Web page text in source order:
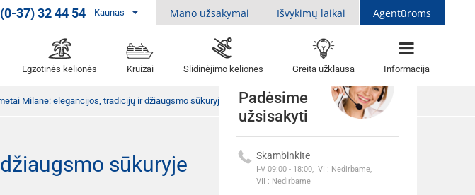
(0-37) 32 44 54 Kaunas Mano užsakymai Išvykimų laikai Agentūroms
Egzotinės kelionės Kruizai Slidinėjimo kelionės Greita užklausa Informacija
Milane: elegancijos, tradicijų ir džiaugsmo sūkuryje 5d.
sūkuryje
Padėsime
užsisakyti
Skambinkite
I-V 09:00 - 18:00, VI : Nedirbame,
VII : Nedirbame